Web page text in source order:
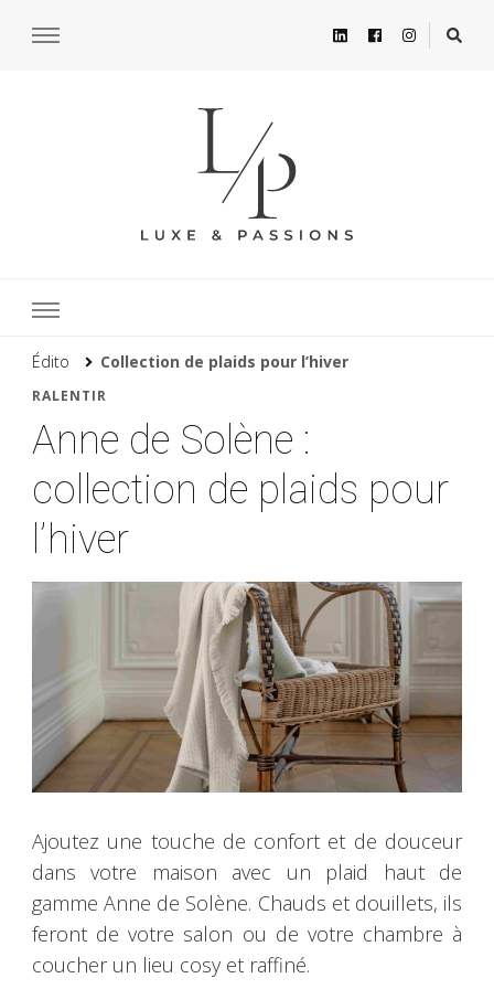
Édito Collection de plaids pour l’hiver
RALENTIR
Anne de Solène :
collection de plaids pour
l’hiver
Ajoutez une touche de confort et de douceur
dans votre maison avec un plaid haut de
gamme Anne de Solène. Chauds et douillets, ils
feront de votre salon ou de votre chambre à
coucher un lieu cosy et raffiné.